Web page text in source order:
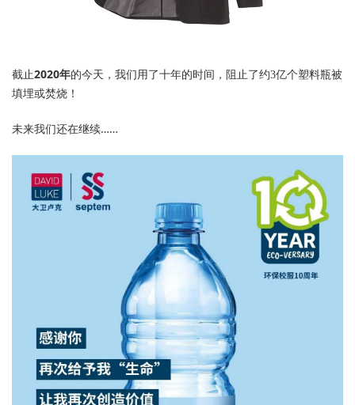
截止2020年的今天，我们用了十年的时间，阻止了约3亿个塑料瓶被
填埋或焚烧 ！
未来我们还在继续……